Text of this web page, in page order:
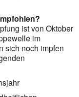
ist von Oktober
im
sich noch impfen